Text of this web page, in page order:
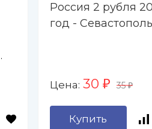
Россия 2 рубля
год - Севастополь
Цена: 30 ₽ 35₽
Купить